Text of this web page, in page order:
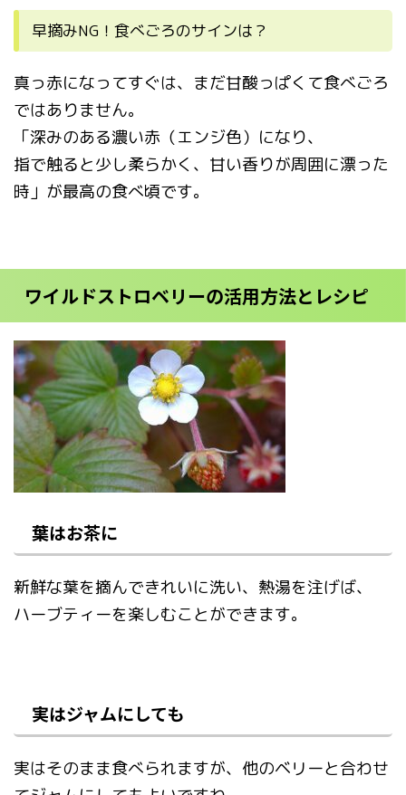
早摘みNG！食べごろのサインは？
真っ赤になってすぐは、まだ甘酸っぱくて食べごろ
ではありません。
「深みのある濃い赤（エンジ色）になり、
指で触ると少し柔らかく、甘い香りが周囲に漂った
時」が最高の食べ頃です。
ワイルドストロベリーの活用方法とレシピ
葉はお茶に
新鮮な葉を摘んできれいに洗い、熱湯を注げば、
ハーブティーを楽しむことができます。
実はジャムにしても
実はそのまま食べられますが、他のベリーと合わせ